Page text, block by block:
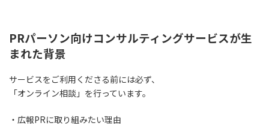
PRパーソン向けコンサルティングサービスが生
まれた背景
サービスをご利用くださる前には必ず、
「オンライン相談」を行っています。
・広報PRに取り組みたい理由